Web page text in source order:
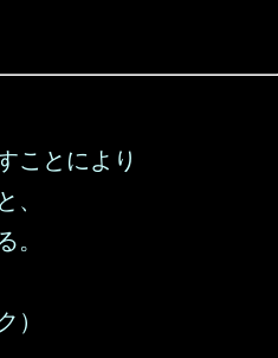
ことにより
、
。
）